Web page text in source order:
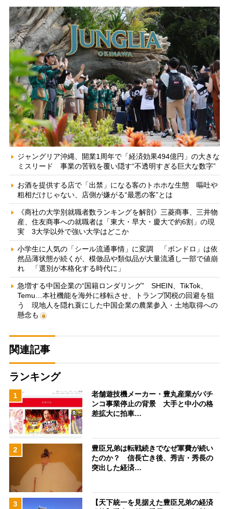
ジャングリア沖縄、開業1周年で「経済効果494億円」の大きな
ミスリード 事業の苦戦を覆い隠す“不透明すぎる巨大な数字”
お酒を提供する店で「出禁」になる客のトホホな生態 嘔吐や
粗相だけじゃない、店側が嫌がる“最悪の客”とは
《商社の大学別就職者数ランキングを解剖》三菱商事、三井物
産、住友商事への就職者は「東大・早大・慶大で約6割」の現
実 3大学以外で強い大学はどこか
小学生に人気の「シール流通事情」に変調 「ボンドロ」は依
然品薄状態が続くが、模倣品や類似品が大量流通し一部で値崩
れ 「選別が本格化する時代に」
急増する中国企業の“国籍ロンダリング” SHEIN、TikTok、
Temu…本社機能を海外に移転させ、トランプ関税の回避を狙
う 現地人を隠れ蓑にした中国企業の農業参入・土地取得への
懸念も
関連記事
ランキング
1
老舗遊技機メーカー・豊丸産業がパチ
ンコ事業停止の背景 大手と中小の格
差拡大に拍車…
2
豊臣兄弟は転戦続きでなぜ軍費が続い
たのか？ 信長亡き後、秀吉・秀長の
突出した経済…
3
【天下統一を見据えた豊臣兄弟の経済